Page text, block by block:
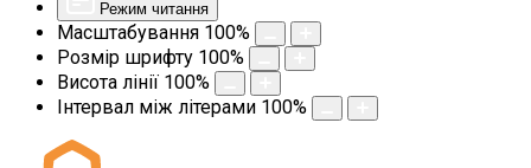
Режим читання
Масштабування 100%
Розмір шрифту 100%
Висота лінії 100%
Інтервал між літерами 100%